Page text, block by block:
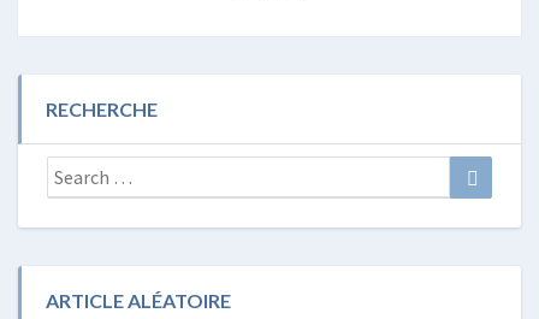
RECHERCHE
Search
for:
Search
ARTICLE ALÉATOIRE